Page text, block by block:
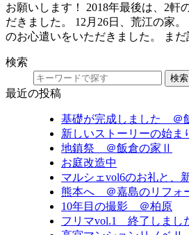
お願いします！ 2018年最後は、2軒
だきました。 12月26日、荒江の家
のお心遣いをいただきました。 ま
検索
検索
最近の投稿
基礎が完成しました ＠
新しいストーリーの始
地鎮祭 ＠飯倉の家Ⅱ
お庭改造中
マルシェvol6のお礼と、
熊本へ ＠嘉島のリフォ
10年目の撮影 ＠柏原
フリマvol.1 終了しまし